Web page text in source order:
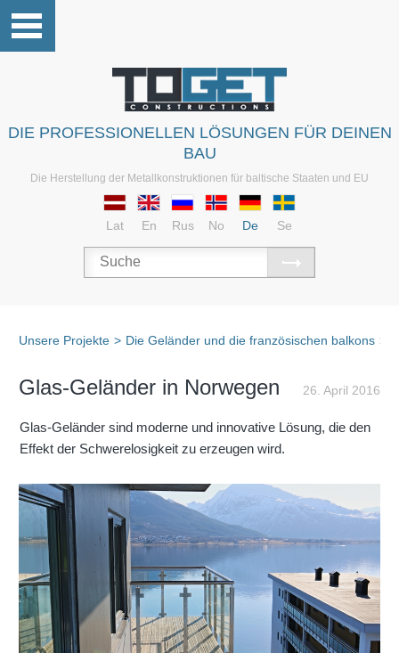
DIE PROFESSIONELLEN LÖSUNGEN FÜR DEINEN
BAU
Die Herstellung der Metallkonstruktionen für baltische Staaten und EU
Lat En Rus No De Se
Unsere Projekte > Die Geländer und die französischen balkons >
26. April 2016
Glas-Geländer in Norwegen
Glas-Geländer sind moderne und innovative Lösung, die den
Effekt der Schwerelosigkeit zu erzeugen wird.